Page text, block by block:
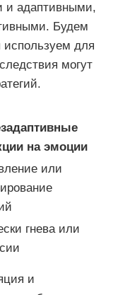
и адаптивными,
Будем
используем для
могут
на эмоции
или
гнева или
и